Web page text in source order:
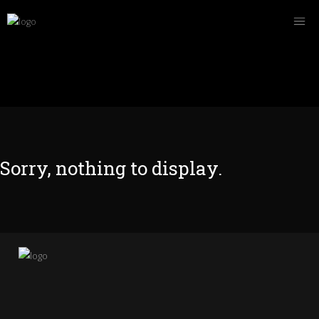
Sorry, nothing to display.